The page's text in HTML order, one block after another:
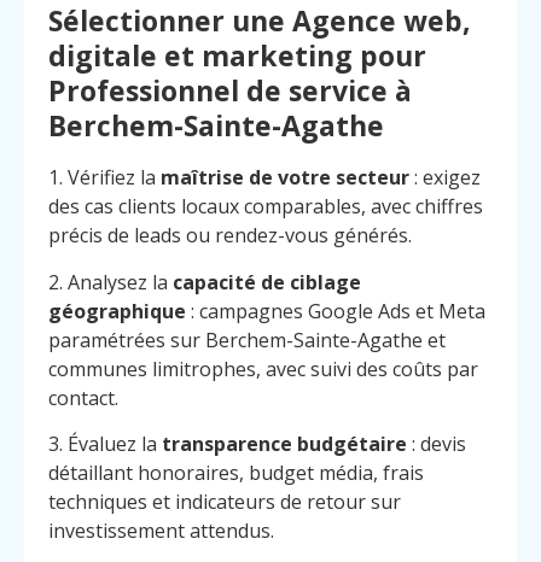
Sélectionner une Agence web,
digitale et marketing pour
Professionnel de service à
Berchem-Sainte-Agathe
1. Vérifiez la maîtrise de votre secteur: exigez
des cas clients locaux comparables, avec chiffres
précis de leads ou rendez-vous générés.
2. Analysez la capacité de ciblage
géographique : campagnes Google Ads et Meta
paramétrées sur Berchem-Sainte-Agathe et
communes limitrophes, avec suivi des coûts par
contact.
3. Évaluez la transparence budgétaire : devis
détaillant honoraires, budget média, frais
techniques et indicateurs de retour sur
investissement attendus.